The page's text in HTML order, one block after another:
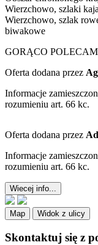
Wierzchowo, szlaki
Wierzchowo, szlak
biwakowe
GORĄCO
Oferta dodana przez
Informacje
rozumieniu art. 66 kc.
Oferta dodana przez
Informacje
rozumieniu art. 66 kc.
Wiecej info...
Map Widok z ulicy
Skontaktuj się z